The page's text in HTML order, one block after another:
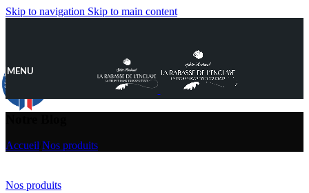
Skip to navigation Skip to main content
MENU
Accueil Nos produits
Nos produits